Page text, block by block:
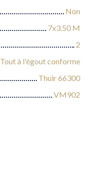
Non
7x3.50 M
2
Tout à l'égout conforme
Thuir 66300
VM902